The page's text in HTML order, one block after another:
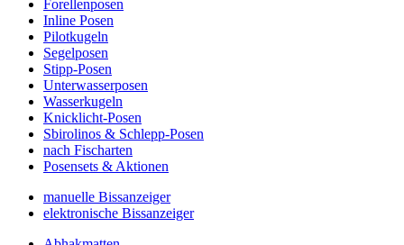
Forellenposen
Inline Posen
Pilotkugeln
Segelposen
Stipp-Posen
Unterwasserposen
Wasserkugeln
Knicklicht-Posen
Sbirolinos & Schlepp-Posen
nach Fischarten
Posensets & Aktionen
manuelle Bissanzeiger
elektronische Bissanzeiger